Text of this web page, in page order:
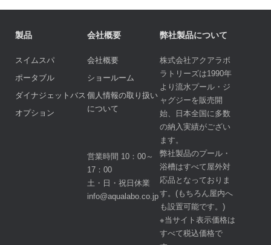
製品
スイムスパ
ポータブル
ダイナジェットバス
オプション
会社概要
会社概要
ショールーム
個人情報の取り扱い
について
営業時間 10：00～
17：00
土・日・祝日休業
info@aqualabo.co.jp
弊社製品について
株式会社アクアラボ
ラトリーズは1990年
より流水プール・ジ
ャグジーを販売開
始、日本全国に多数
の納入実績がござい
ます。
弊社製品のプール・
浴槽はすべて屋外対
応品となっておりま
す。(もちろん屋内へ
も設置可能です。)
※当サイト表示価格は
すべて税込価格で